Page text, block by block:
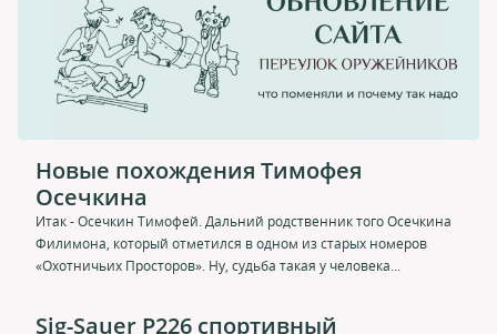
Новые похождения Тимофея
Осечкина
Итак - Осечкин Тимофей. Дальний родственник того Осечкина
Филимона, который отметился в одном из старых номеров
«Охотничьих Просторов». Ну, судьба такая у человека...
Sig-Sauer P226 спортивный